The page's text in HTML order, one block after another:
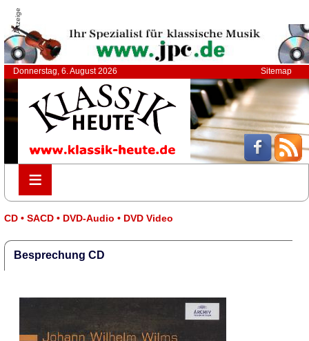
Anzeige
Donnerstag, 6. August 2026 Sitemap
≡
≡
CD • SACD • DVD-Audio • DVD Video
Besprechung CD